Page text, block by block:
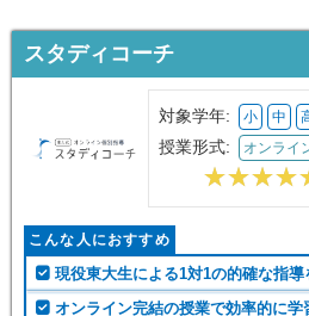
スタディコーチ
対象学年: 小 中
授業形式: オンライ
現役東大生による1対1の的確な指導
オンライン完結の授業で効率的に学